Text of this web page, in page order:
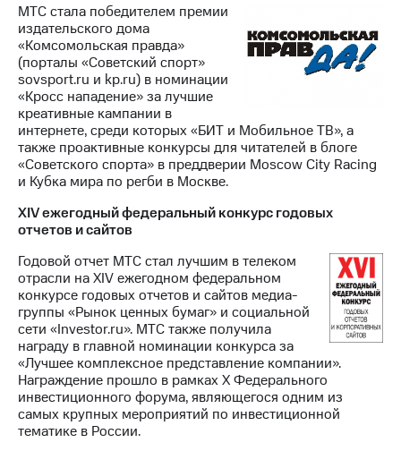
МТС стала победителем премии
издательского дома
«Комсомольская правда»
(порталы «Советский спорт»
sovsport.ru и kp.ru) в номинации
«Кросс нападение» за лучшие
креативные кампании в
интернете, среди которых «БИТ и Мобильное ТВ», а
также проактивные конкурсы для читателей в блоге
«Советского спорта» в преддверии Moscow City Racing
и Кубка мира по регби в Москве.
XIV ежегодный федеральный конкурс годовых
отчетов и сайтов
Годовой отчет МТС стал лучшим в телеком
отрасли на XIV ежегодном федеральном
конкурсе годовых отчетов и сайтов медиа-
группы «Рынок ценных бумаг» и социальной
сети «Investor.ru». МТС также получила
награду в главной номинации конкурса за
«Лучшее комплексное представление компании».
Награждение прошло в рамках Х Федерального
инвестиционного форума, являющегося одним из
самых крупных мероприятий по инвестиционной
тематике в России.